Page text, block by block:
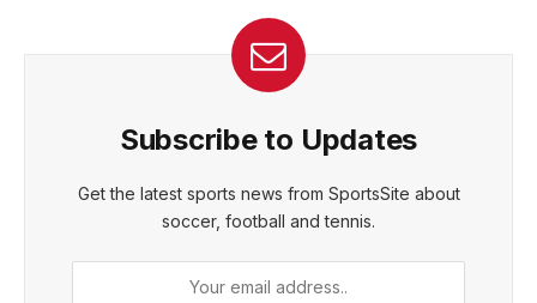
Subscribe to Updates
Get the latest sports news from SportsSite about
soccer, football and tennis.